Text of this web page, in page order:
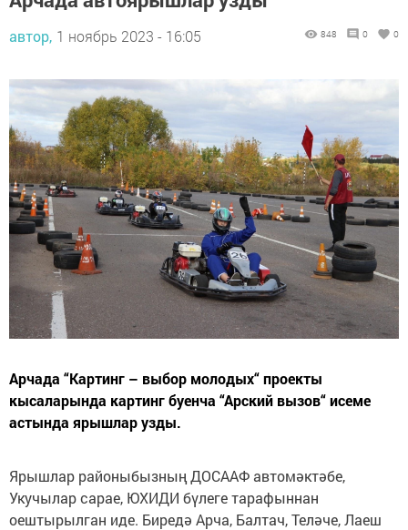
автор, 1 ноябрь 2023 - 16:05 848 0 0
Арчада “Картинг – выбор молодых“ проекты
кысаларында картинг буенча “Арский вызов“ исеме
астында ярышлар узды.
Ярышлар районыбызның ДОСААФ автомәктәбе,
Укучылар сарае, ЮХИДИ бүлеге тарафыннан
оештырылган иде. Биредә Арча, Балтач, Теләче, Лаеш